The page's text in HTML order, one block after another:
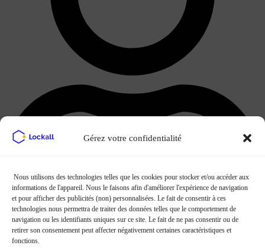
Gérez votre confidentialité
Nous utilisons des technologies telles que les cookies pour stocker et/ou accéder aux
informations de l'appareil. Nous le faisons afin d'améliorer l'expérience de navigation
et pour afficher des publicités (non) personnalisées. Le fait de consentir à ces
technologies nous permettra de traiter des données telles que le comportement de
navigation ou les identifiants uniques sur ce site. Le fait de ne pas consentir ou de
retirer son consentement peut affecter négativement certaines caractéristiques et
fonctions.
Les avantages d’un box de